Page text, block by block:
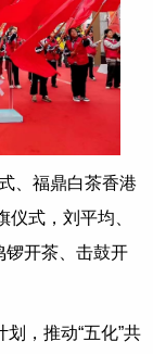
、福鼎白茶香港
式，刘平均、
锣开茶、击鼓开
，推动“五化”共